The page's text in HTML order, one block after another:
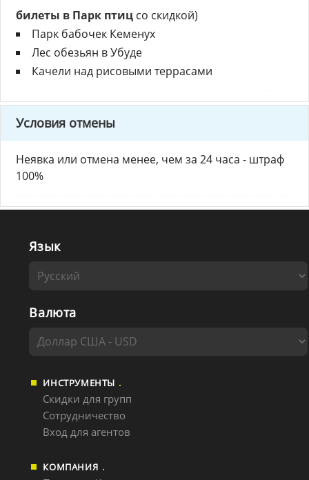
билеты в Парк птиц со скидкой)
Парк бабочек Кеменух
Лес обезьян в Убуде
Качели над рисовыми террасами
Условия отмены
Неявка или отмена менее, чем за 24 часа - штраф
100%
ИНСТРУМЕНТЫ
Скидки для групп
Сотрудничество
Вход для агентов
КОМПАНИЯ
Язык
Валюта